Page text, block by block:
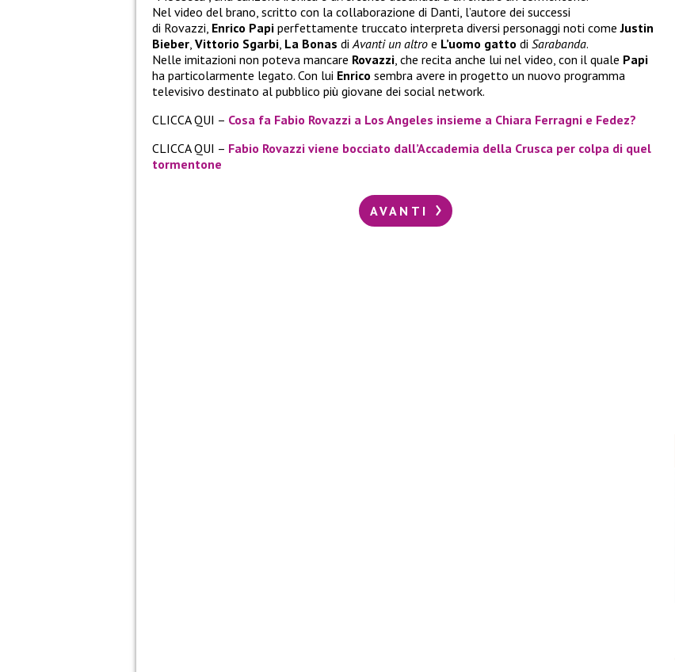
Nel video del brano, scritto con la collaborazione di Danti, l’autore dei successi
di Rovazzi, Enrico Papi perfettamente truccato interpreta diversi personaggi noti comeJustin
Bieber Vittorio Sgarbi La Bonas di Avanti un altro e L’uomo gatto di Sarabanda.
Nelle imitazioni non poteva mancare Rovazzi , che recita anche lui nel video, con il quale Papi
ha particolarmente legato. Con lui Enrico sembra avere in progetto un nuovo programma
televisivo destinato al pubblico più giovane dei social network.
CLICCA QUI – Cosa fa Fabio Rovazzi a Los Angeles insieme a Chiara Ferragni e Fedez?
CLICCA QUI – Fabio Rovazzi viene bocciato dall’Accademia della Crusca per colpa di quel
tormentone
AVANTI